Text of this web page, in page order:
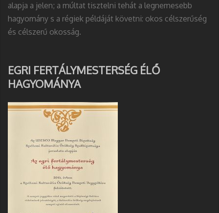
alapja a jelen; a múltat tisztelni tehát a legnemesebb
hagyomány s a régiek példáját követni: okos célszerűség
és célszerű okosság.
EGRI FERTÁLYMESTERSÉG ÉLŐ
HAGYOMÁNYA